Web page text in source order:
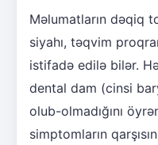
Məlumatların dəqiq
siyahı, təqvim
istifadə edilə bilər.
dental dam (cinsi
olub-olmadığını
simptomların